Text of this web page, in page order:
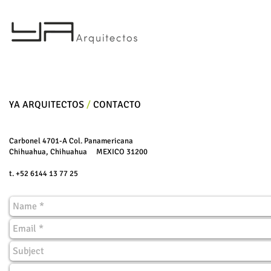
​YA ARQUITECTOS / CONTACTO
Carbonel 4701-A Col. Panamericana
Chihuahua, Chihuahua MEXICO 31200
t. +52 6144 13 77 25